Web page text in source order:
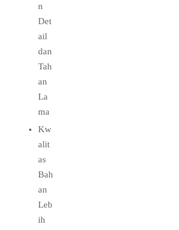
n
Det
ail
dan
Tah
an
La
ma
Kw
alit
as
Bah
an
Leb
ih